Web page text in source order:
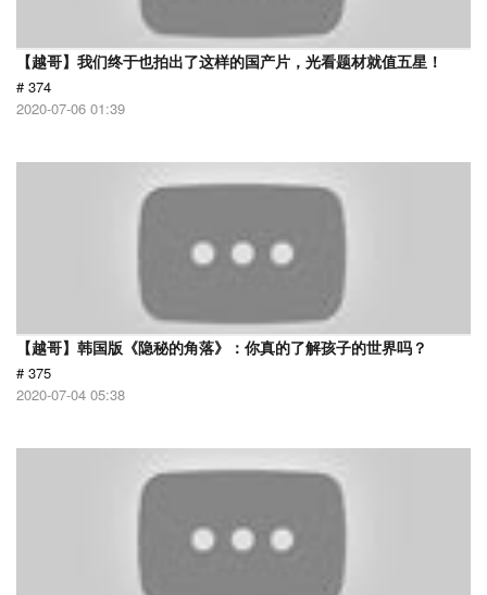
【越哥】我们终于也拍出了这样的国产片，光看题材就值五星！
# 374
2020-07-06 01:39
【越哥】韩国版《隐秘的角落》：你真的了解孩子的世界吗？
# 375
2020-07-04 05:38